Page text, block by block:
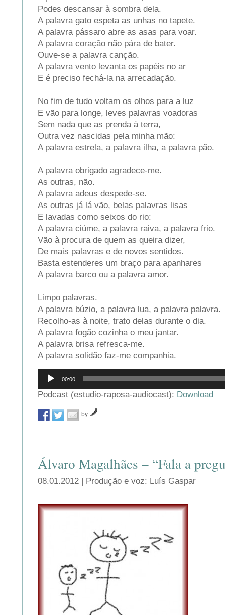
Podes descansar à sombra dela.
A palavra gato espeta as unhas no tapete.
A palavra pássaro abre as asas para voar.
A palavra coração não pára de bater.
Ouve-se a palavra canção.
A palavra vento levanta os papéis no ar
E é preciso fechá-la na arrecadação.
No fim de tudo voltam os olhos para a luz
E vão para longe, leves palavras voadoras
Sem nada que as prenda à terra,
Outra vez nascidas pela minha mão:
A palavra estrela, a palavra ilha, a palavra pão.
A palavra obrigado agradece-me.
As outras, não.
A palavra adeus despede-se.
As outras já lá vão, belas palavras lisas
E lavadas como seixos do rio:
A palavra ciúme, a palavra raiva, a palavra frio.
Vão à procura de quem as queira dizer,
De mais palavras e de novos sentidos.
Basta estenderes um braço para apanhares
A palavra barco ou a palavra amor.
Limpo palavras.
A palavra búzio, a palavra lua, a palavra palavra.
Recolho-as à noite, trato delas durante o dia.
A palavra fogão cozinha o meu jantar.
A palavra brisa refresca-me.
A palavra solidão faz-me companhia.
Reprodutor
áudio
00:00
Podcast (estudio-raposa-audiocast): Download
by
Álvaro Magalhães – “Fala a
08.01.2012 | Produção e voz: Luís Gaspar